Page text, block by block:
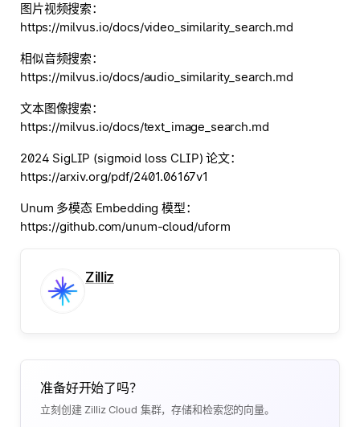
准备好开始了吗？
立刻创建 Zilliz Cloud 集群，存储和检索您的向量。
图片视频搜索：
https://milvus.io/docs/video_similarity_search.md
相似音频搜索：
https://milvus.io/docs/audio_similarity_search.md
文本图像搜索：
https://milvus.io/docs/text_image_search.md
2024 SigLIP (sigmoid loss CLIP) 论文：
https://arxiv.org/pdf/2401.06167v1
Unum 多模态 Embedding 模型：
https://github.com/unum-cloud/uform
Zilliz